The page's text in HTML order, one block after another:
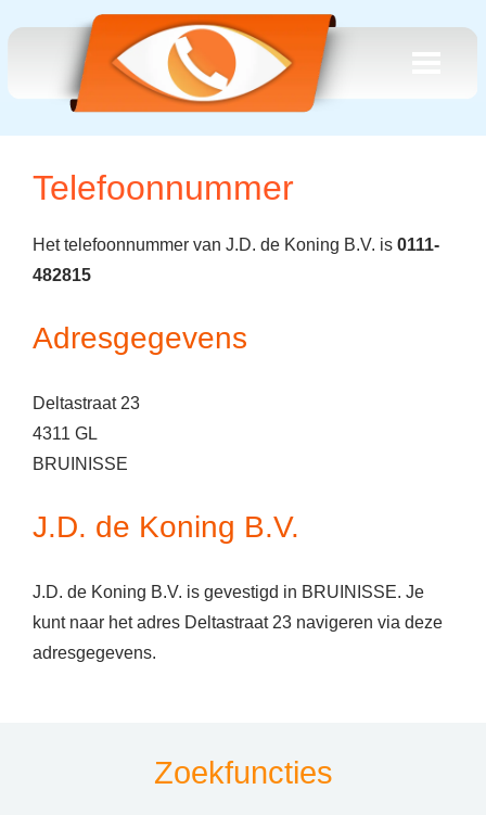
Telefoonnummer
Het telefoonnummer van J.D. de Koning B.V. is 0111-
482815
Adresgegevens
Deltastraat 23
4311 GL
BRUINISSE
J.D. de Koning B.V.
J.D. de Koning B.V. is gevestigd in BRUINISSE. Je
kunt naar het adres Deltastraat 23 navigeren via deze
adresgegevens.
Zoekfuncties